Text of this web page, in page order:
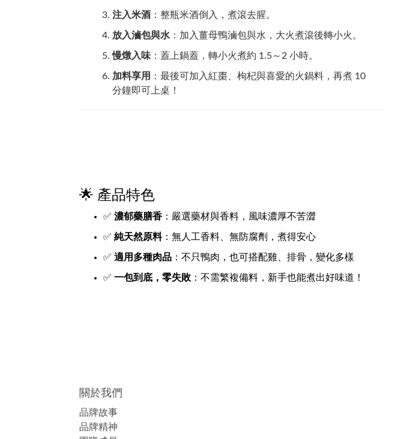
注入米酒 ：整瓶米酒倒入，煮滾去腥。
放入滷包與水 ：加入薑母鴨滷包與水，大火煮滾後轉小火。
慢燉入味 ：蓋上鍋蓋，轉小火煮約 1.5～2 小時。
加料享用
：最後可加入紅棗、枸杞與喜愛的火鍋料，再煮 10
分鐘即可上桌！
🌟 產品特色
✅ 濃郁藥膳香 ：嚴選藥材與香料，風味濃厚不苦澀
✅ 純天然原料：無人工香料、無防腐劑，煮得安心
✅ 適用多種肉品 ：不只鴨肉，也可搭配雞、排骨，變化多樣
✅ 一包到底，零失敗 ：不需繁複備料，新手也能煮出好味道！
關於我們
品牌故事
品牌精神